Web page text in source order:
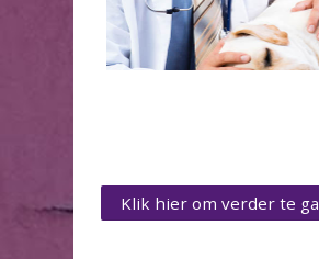
Klik hier om verder te